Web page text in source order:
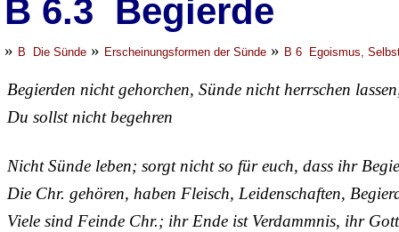
B 6.3 Begierde
» B Die Sünde » Erscheinungsformen der Sünde » B 6 Egoismus,
Begierden nicht gehorchen, Sünde nicht herrschen
Du sollst nicht begehren
Nicht Sünde leben; sorgt nicht so für euch, dass ihr
Die Chr. gehören, haben Fleisch, Leidenschaften,
Viele sind Feinde Chr.; ihr Ende ist Verdammnis, ihr